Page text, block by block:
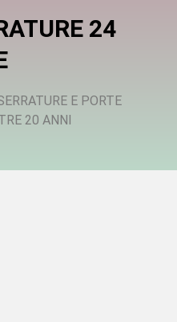
24
E PORTE
20 ANNI